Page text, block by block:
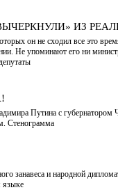
ИЗ
он не сходил все это
Не упоминают его ни
Путина с губернатором
Стенограмма
занавеса и народной
языке